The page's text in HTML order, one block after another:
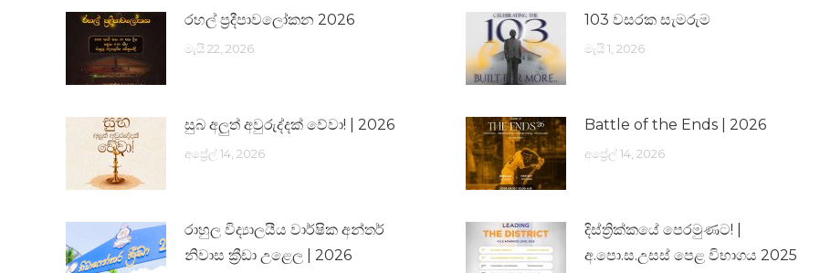
රහල් ප්‍රදීපාවලෝකන 2026
මැයි 22, 2026
103 වසරක සැමරුම
මැයි 1, 2026
සුබ අලුත් අවුරුද්දක් වේවා! | 2026
අප්‍රේල් 14, 2026
Battle of the Ends | 2026
අප්‍රේල් 14, 2026
රාහුල විද්‍යාලයීය වාර්ෂික අන්තර්
නිවාස ක්‍රීඩා උළෙල | 2026
දිස්ත්‍රික්කයේ පෙරමුණට! |
අ.පො.ස.උසස් පෙළ විභාගය 2025